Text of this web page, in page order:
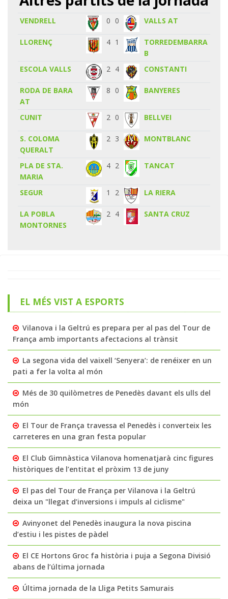
VENDRELL 0 0 VALLS AT
LLORENÇ 4 1
TORREDEMBARRA
B
ESCOLA VALLS
2 4 CONSTANTI
RODA DE BARA
AT
8 0 BANYERES
CUNIT 2 0 BELLVEI
S. COLOMA
QUERALT
2 3 MONTBLANC
PLA DE STA.
MARIA
4 2 TANCAT
SEGUR 1 2 LA RIERA
LA POBLA
MONTORNES
2 4 SANTA CRUZ
EL MÉS VIST A ESPORTS
Vilanova i la Geltrú es prepara per al pas del Tour de
França amb importants afectacions al trànsit
La segona vida del vaixell ‘Senyera’: de renéixer en un
pati a fer la volta al món
Més de 30 quilòmetres de Penedès davant els ulls del
món
El Tour de França travessa el Penedès i converteix les
carreteres en una gran festa popular
El Club Gimnàstica Vilanova homenatjarà cinc figures
històriques de l’entitat el pròxim 13 de juny
El pas del Tour de França per Vilanova i la Geltrú
deixa un "llegat d’inversions i impuls al ciclisme"
Avinyonet del Penedès inaugura la nova piscina
d’estiu i les pistes de pàdel
El CE Hortons Groc fa història i puja a Segona Divisió
abans de l’última jornada
Última jornada de la Lliga Petits Samurais